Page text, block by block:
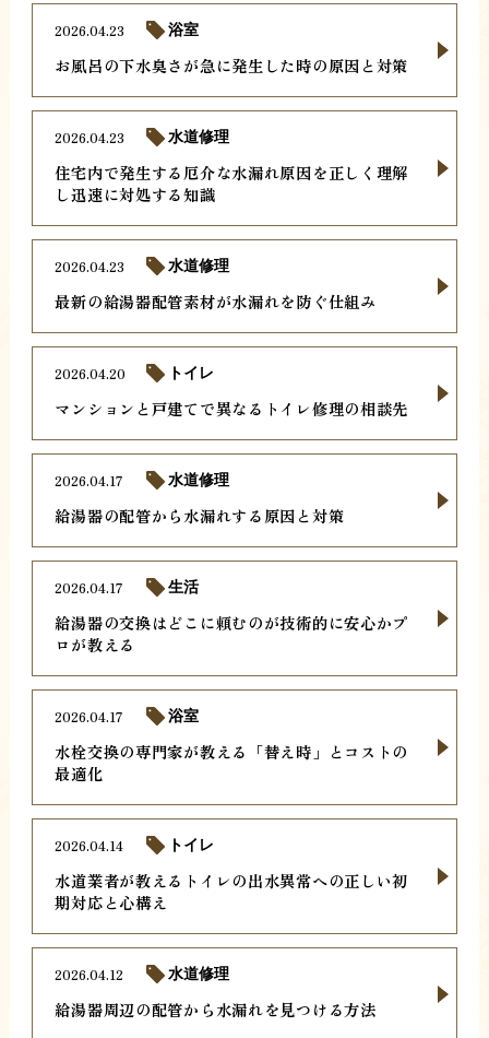
お風呂の下水臭さが急に発生した時の原因と対策
2026.04.23 浴室
住宅内で発生する厄介な水漏れ原因を正しく理解
し迅速に対処する知識
2026.04.23 水道修理
最新の給湯器配管素材が水漏れを防ぐ仕組み
2026.04.23 水道修理
マンションと戸建てで異なるトイレ修理の相談先
2026.04.20 トイレ
給湯器の配管から水漏れする原因と対策
2026.04.17 水道修理
給湯器の交換はどこに頼むのが技術的に安心かプ
ロが教える
2026.04.17 生活
水栓交換の専門家が教える「替え時」とコストの
最適化
2026.04.17 浴室
水道業者が教えるトイレの出水異常への正しい初
期対応と心構え
2026.04.14 トイレ
給湯器周辺の配管から水漏れを見つける方法
2026.04.12 水道修理